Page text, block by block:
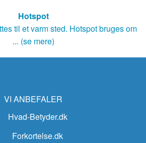
Hotspot
til et varm sted. Hotspot bruges om
... (se mere)
VI ANBEFALER
Hvad-Betyder.dk
Forkortelse.dk